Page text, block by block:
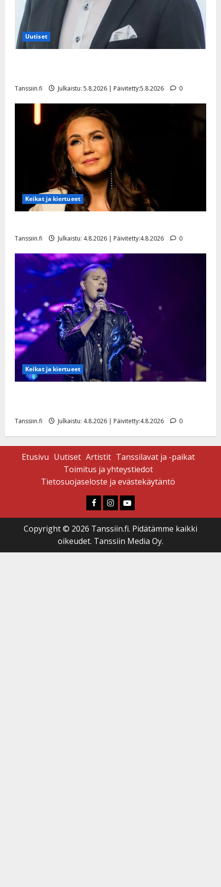
Uutiset
Tanssiin.fi Julkaistu: 5.8.2026 | Päivitetty:5.8.2026 0
Keikat ja kiertueet
Tanssiin.fi Julkaistu: 4.8.2026 | Päivitetty:4.8.2026 0
Keikat ja kiertueet
Tanssiin.fi Julkaistu: 4.8.2026 | Päivitetty:4.8.2026 0
Etusivu Uutiset Artistit Tanssilavat ja -paikat
Toimitus ja yhteystiedot
Tietosuojaseloste ja evästekäytäntö
Faceboook
Instagram
Youtube
Copyright © 2026 Tanssiin.fi. Pidätämme kaikki
oikeudet. Tanssiin Media Oy.